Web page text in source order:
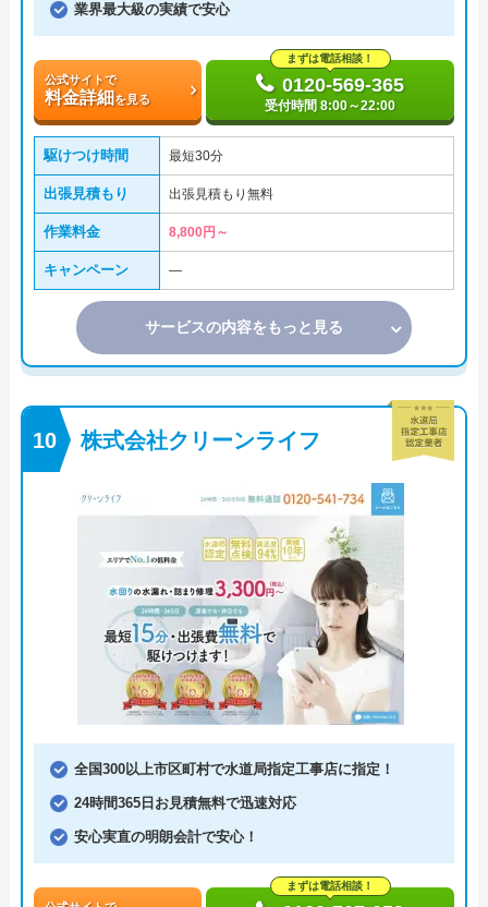
業界最大級の実績で安心
公式サイトで
料金詳細を見る
まずは電話相談！
0120-569-365
受付時間 8:00～22:00
駆けつけ時間 最短30分
出張見積もり 出張見積もり無料
作業料金 8,800円～
キャンペーン ―
サービスの内容をもっと見る
株式会社クリーンライフ
全国300以上市区町村で水道局指定工事店に指定！
24時間365日お見積無料で迅速対応
安心実直の明朗会計で安心！
まずは電話相談！